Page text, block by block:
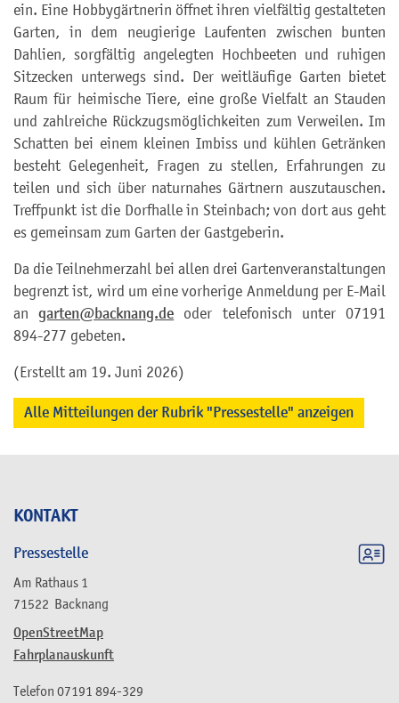
KONTAKT
Pressestelle
Am Rathaus 1
71522 Backnang
OpenStreetMap
Fahrplanauskunft
Telefon 07191 894-329
ein. Eine Hobbygärtnerin öffnet ihren vielfältig gestalteten
Garten, in dem neugierige Laufenten zwischen bunten
Dahlien, sorgfältig angelegten Hochbeeten und ruhigen
Sitzecken unterwegs sind. Der weitläufige Garten bietet
Raum für heimische Tiere, eine große Vielfalt an Stauden
und zahlreiche Rückzugsmöglichkeiten zum Verweilen. Im
Schatten bei einem kleinen Imbiss und kühlen Getränken
besteht Gelegenheit, Fragen zu stellen, Erfahrungen zu
teilen und sich über naturnahes Gärtnern auszutauschen.
Treffpunkt ist die Dorfhalle in Steinbach; von dort aus geht
es gemeinsam zum Garten der Gastgeberin.
Da die Teilnehmerzahl bei allen drei Gartenveranstaltungen
begrenzt ist, wird um eine vorherige Anmeldung per E-Mail
angarten@backnang.de oder telefonisch unter 07191
894-277 gebeten.
(Erstellt am 19. Juni 2026)
Alle Mitteilungen der Rubrik "Pressestelle" anzeigen